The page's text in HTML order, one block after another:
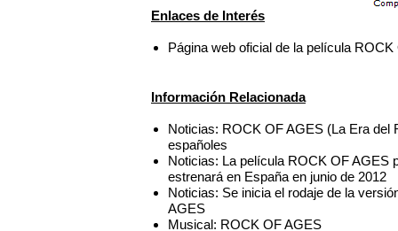
Enlaces de Interés
Página web oficial de la película
Información Relacionada
Noticias: ROCK OF AGES (La Era del
españoles
Noticias: La película ROCK OF AGES
estrenará en España en junio de 2012
Noticias: Se inicia el rodaje de la
AGES
Musical: ROCK OF AGES